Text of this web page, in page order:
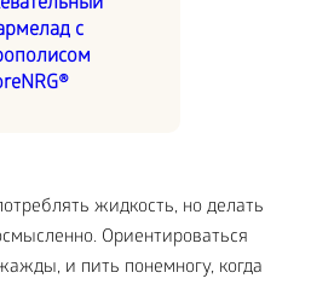
с
жидкость, но делать
Ориентироваться
и пить понемногу, когда